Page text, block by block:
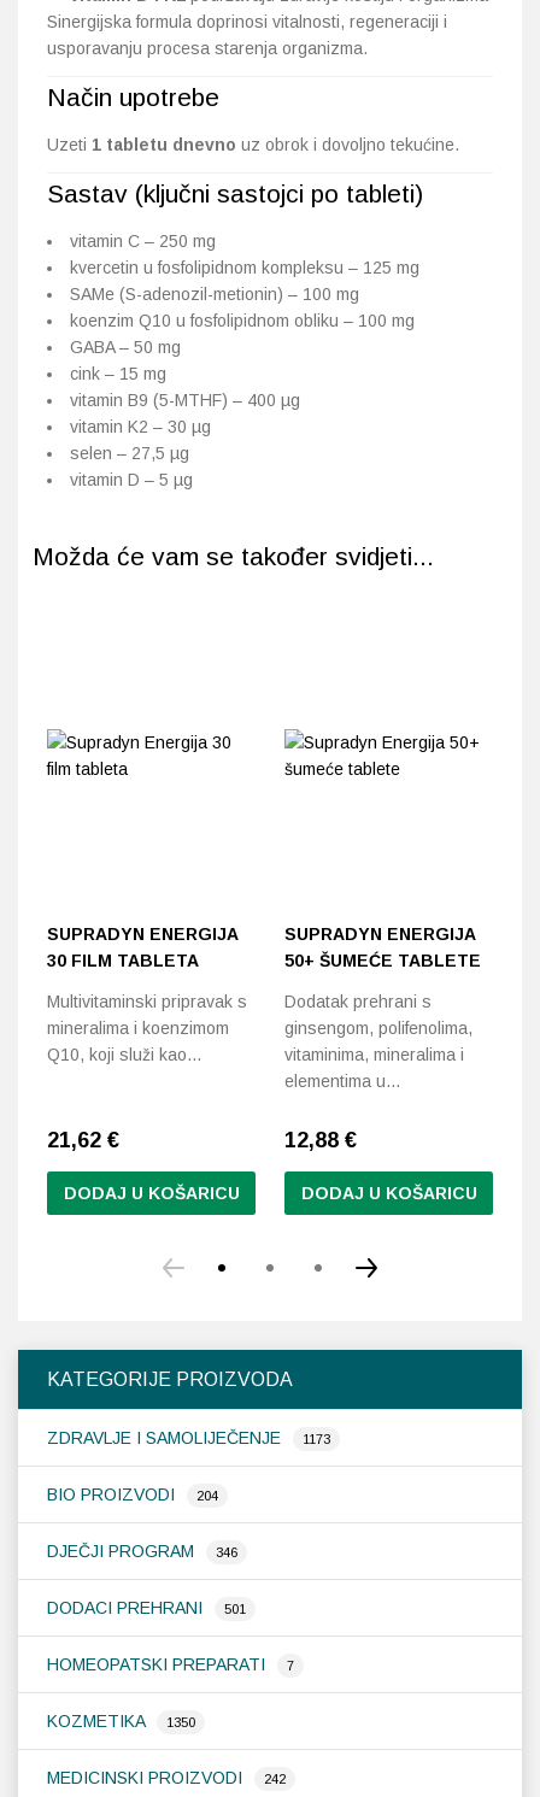
KATEGORIJE PROIZVODA
ZDRAVLJE I SAMOLIJEČENJE 1173
BIO PROIZVODI 204
DJEČJI PROGRAM 346
DODACI PREHRANI 501
HOMEOPATSKI PREPARATI 7
KOZMETIKA 1350
MEDICINSKI PROIZVODI 242
Sinergijska formula doprinosi vitalnosti, regeneraciji i
usporavanju procesa starenja organizma.
Način upotrebe
Uzeti 1 tabletu dnevno uz obrok i dovoljno tekućine.
Sastav (ključni sastojci po tableti)
vitamin C – 250 mg
kvercetin u fosfolipidnom kompleksu – 125 mg
SAMe (S-adenozil-metionin) – 100 mg
koenzim Q10 u fosfolipidnom obliku – 100 mg
GABA – 50 mg
cink – 15 mg
vitamin B9 (5-MTHF) – 400 µg
vitamin K2 – 30 µg
selen – 27,5 µg
vitamin D – 5 µg
Možda će vam se također svidjeti...
SUPRADYN ENERGIJA
30 FILM TABLETA
Multivitaminski pripravak s
mineralima i koenzimom
Q10, koji služi kao…
21,62 €
DODAJ U KOŠARICU
SUPRADYN ENERGIJA
50+ ŠUMEĆE TABLETE
Dodatak prehrani s
ginsengom, polifenolima,
vitaminima, mineralima i
elementima u…
12,88 €
DODAJ U KOŠARICU